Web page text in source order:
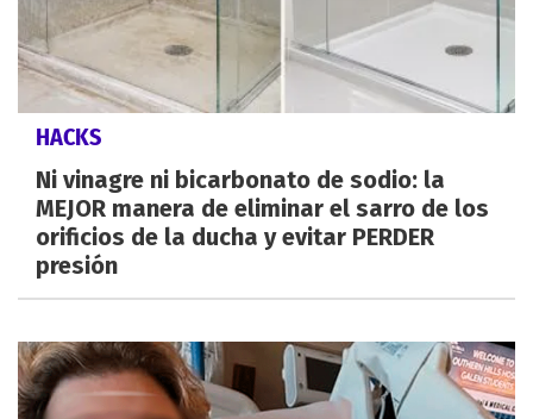
HACKS
Ni vinagre ni bicarbonato de sodio: la
MEJOR manera de eliminar el sarro de los
orificios de la ducha y evitar PERDER
presión